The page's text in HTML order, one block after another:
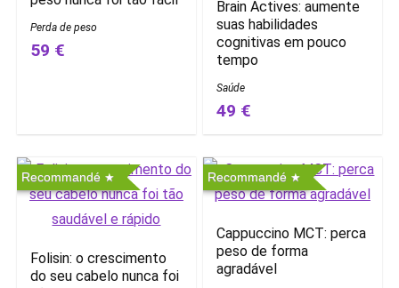
Perda de peso
59 €
Brain Actives: aumente
suas habilidades
cognitivas em pouco
tempo
Saúde
49 €
Recommandé
Folisin: o crescimento
do seu cabelo nunca foi
Recommandé
Cappuccino MCT: perca
peso de forma
agradável